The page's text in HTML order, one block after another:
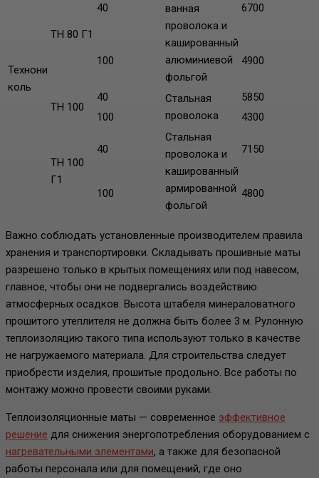
Технони
коль
ТН 80 Г1
40
ванная
проволока и
кашированный
алюминиевой
фольгой
6700
100 4900
ТН 100
40
Стальная
проволока
5850
100
4300
ТН 100
Г1
40
Стальная
проволока и
кашированный
армированной
фольгой
7150
100 4800
Важно соблюдать установленные производителем правила
хранения и транспортировки. Складывать прошивные маты
разрешено только в крытых помещениях или под навесом,
главное, чтобы они не подвергались воздействию
атмосферных осадков. Высота штабеля минераловатного
прошитого утеплителя не должна быть более 3 м. Рулонную
теплоизоляцию такого типа используют только в качестве
не нагружаемого материала. Для строительства следует
приобрести изделия, прошитые продольно. Все работы по
монтажу можно провести своими руками.
Теплоизоляционные маты — современное эффективное
решение для снижения энергопотребления оборудованием с
нагревательными элементами, а также для безопасной
работы персонала или для помещений, где оно